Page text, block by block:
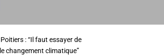
: “Il faut essayer de
changement climatique”